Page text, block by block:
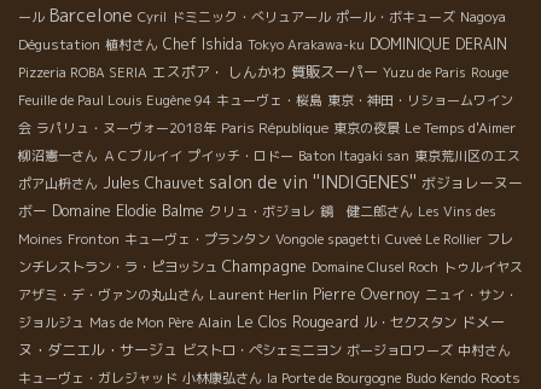
ール Barcelone Cyril ドミニック・べリュアール ポール・ボキューズ Nagoya
Dégustation 植村さん Chef Ishida Tokyo Arakawa-ku DOMINIQUE DERAIN
Pizzeria ROBA SERIA エスポア・ しんかわ 質販スーパー Yuzu de Paris Rouge
Feuille de Paul Louis Eugène 94 キューヴェ・桜島 東京・神田・リショームワイン
会 ラパリュ・ヌーヴォー2018年 Paris République 東京の夜景 Le Temps d'Aimer
柳沼憲一さん ＡＣブルイイ プイッチ・ロドー Baton Itagaki san 東京荒川区のエス
ポア山枡さん Jules Chauvet salon de vin ''INDIGENES'' ボジョレーヌー
ボー Domaine Elodie Balme クリュ・ボジョレ 鏡 健二郎さん Les Vins des
Moines Fronton キューヴェ・プランタン Vongole spagetti Cuveé Le Rollier フレ
ンチレストラン・ラ・ピヨッシュ Champagne Domaine Clusel Roch トゥルイヤス
アザミ・デ・ヴァンの丸山さん Laurent Herlin Pierre Overnoy ニュイ・サン・
ジョルジュ Mas de Mon Père Alain Le Clos Rougeard ル・セクスタン ドメー
ヌ・ダニエル・サージュ ビストロ・ペシェミニヨン ボージョロワーズ 中村さん
キューヴェ・ガレジャッド 小林康弘さん la Porte de Bourgogne Budo Kendo Roots